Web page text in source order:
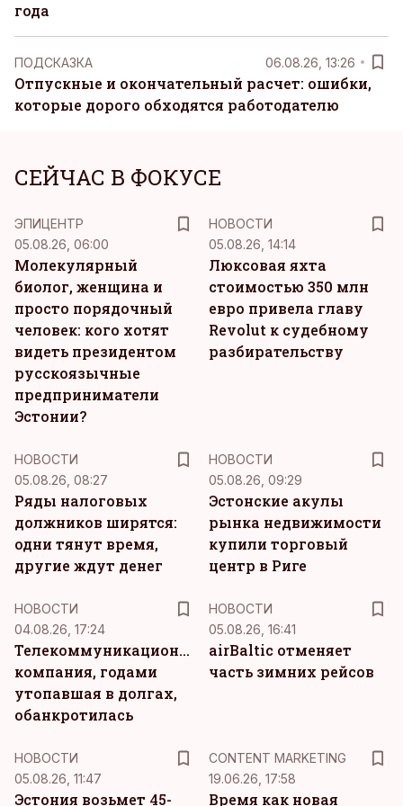
года
ПОДСКАЗКА 06.08.26, 13:26
Отпускные и окончательный расчет: ошибки,
которые дорого обходятся работодателю
СЕЙЧАС В ФОКУСЕ
ЭПИЦЕНТР
05.08.26, 06:00
Молекулярный
биолог, женщина и
просто порядочный
человек: кого хотят
видеть президентом
русскоязычные
предприниматели
Эстонии?
НОВОСТИ
05.08.26, 14:14
Люксовая яхта
стоимостью 350 млн
евро привела главу
Revolut к судебному
разбирательству
НОВОСТИ
05.08.26, 08:27
Ряды налоговых
должников ширятся:
одни тянут время,
другие ждут денег
НОВОСТИ
05.08.26, 09:29
Эстонские акулы
рынка недвижимости
купили торговый
центр в Риге
НОВОСТИ
04.08.26, 17:24
Телекоммуникационная
компания, годами
утопавшая в долгах,
обанкротилась
НОВОСТИ
05.08.26, 16:41
airBaltic отменяет
часть зимних рейсов
НОВОСТИ
05.08.26, 11:47
Эстония возьмет 45-
CONTENT MARKETING
19.06.26, 17:58
Время как новая